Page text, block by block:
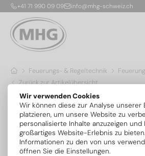
Wir verwenden Cookies
Wir können diese zur Analyse unserer
platzieren, um unsere Website zu
personalisierte Inhalte anzuzeigen und
großartiges Website-Erlebnis zu
Informationen zu den von uns
öffnen Sie die Einstellungen.
+41 71 990 09 09 info@mhg-schweiz.ch
Feuerungs- & Regeltechnik
Zurück zur Artikelübersicht